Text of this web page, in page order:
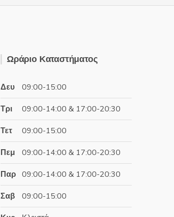
Ωράριο Καταστήματος
Δευ 09:00-15:00
Τρι 09:00-14:00 & 17:00-20:30
Τετ 09:00-15:00
Πεμ 09:00-14:00 & 17:00-20:30
Παρ 09:00-14:00 & 17:00-20:30
Σαβ 09:00-15:00